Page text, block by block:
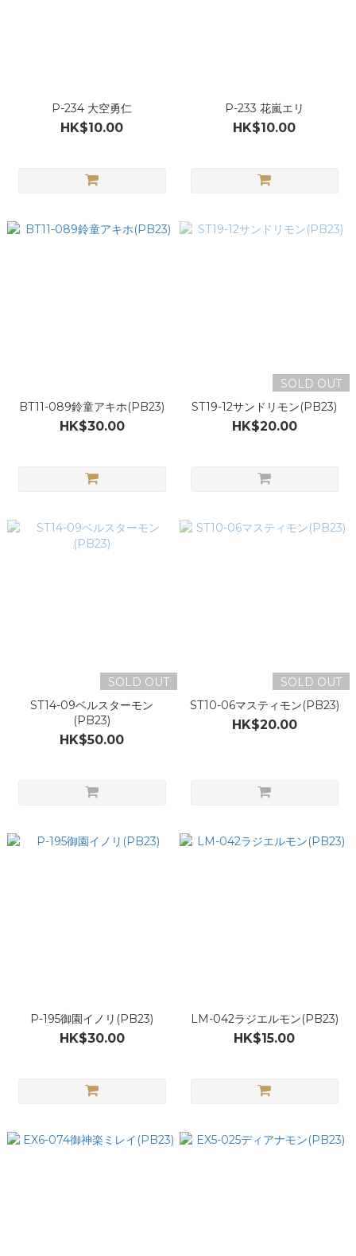
P-234 大空勇仁
HK$10.00
P-233 花嵐エリ
HK$10.00
BT11-089鈴童アキホ(PB23)
HK$30.00
SOLD OUT
ST19-12サンドリモン(PB23)
HK$20.00
SOLD OUT
ST14-09ベルスターモン
(PB23)
HK$50.00
SOLD OUT
ST10-06マスティモン(PB23)
HK$20.00
P-195御園イノリ(PB23)
HK$30.00
LM-042ラジエルモン(PB23)
HK$15.00